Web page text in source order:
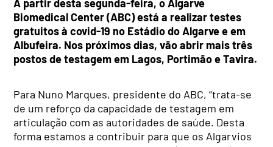
A partir desta segunda-feira, oAlgarve
Biomedical Center (ABC) está a realizar testes
gratuitos à covid-19 no Estádio do Algarve e em
Albufeira. Nos próximos dias, vão abrir mais três
postos de testagem em Lagos, Portimão e Tavira.
Para Nuno Marques, presidente do ABC, “trata-se
de um reforço da capacidade de testagem em
articulação com as autoridades de saúde. Desta
forma estamos a contribuir para que os Algarvios